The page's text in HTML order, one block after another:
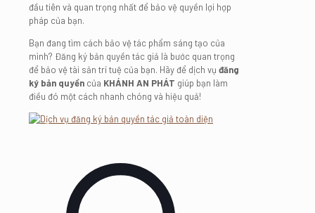
đầu tiên và quan trọng nhất để bảo vệ quyền lợi hợp
pháp của bạn.
Bạn đang tìm cách bảo vệ tác phẩm sáng tạo của
mình? Đăng ký bản quyền tác giả là bước quan trọng
để bảo vệ tài sản trí tuệ của bạn. Hãy để dịch vụ đăng
ký bản quyền của KHÁNH AN PHÁT giúp bạn làm
điều đó một cách nhanh chóng và hiệu quả!